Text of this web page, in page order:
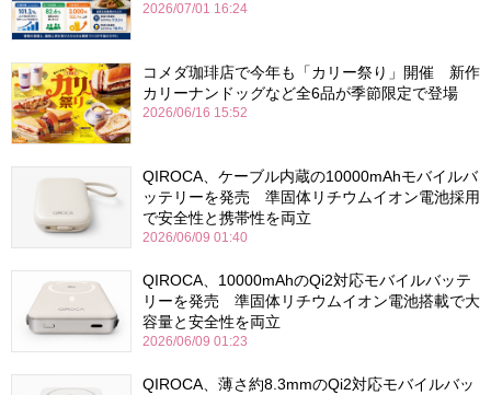
2026/07/01 16:24
コメダ珈琲店で今年も「カリー祭り」開催 新作
カリーナンドッグなど全6品が季節限定で登場
2026/06/16 15:52
QIROCA、ケーブル内蔵の10000mAhモバイルバ
ッテリーを発売 準固体リチウムイオン電池採用
で安全性と携帯性を両立
2026/06/09 01:40
QIROCA、10000mAhのQi2対応モバイルバッテ
リーを発売 準固体リチウムイオン電池搭載で大
容量と安全性を両立
2026/06/09 01:23
QIROCA、薄さ約8.3mmのQi2対応モバイルバッ